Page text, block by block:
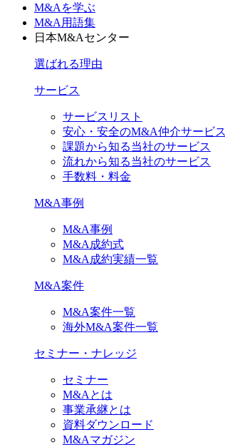
M&Aを学ぶ
M&A用語集
日本M&Aセンター
選ばれる理由
サービス
サービスリスト
安心・安全のM&A仲介サービス
課題から知る当社のサービス
流れから知る当社のサービス
手数料・料金
M&A事例
M&A事例
M&A成約式
M&A成約実績一覧
M&A案件
M&A案件一覧
海外M&A案件一覧
セミナー・ナレッジ
セミナー
M&Aとは
事業承継とは
資料ダウンロード
M&Aマガジン